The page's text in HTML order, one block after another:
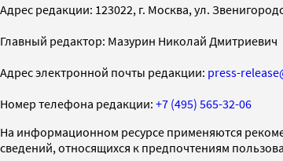
Адрес редакции: 123022, г. Москва, ул.
Главный редактор: Мазурин Николай Дмитриевич
Адрес электронной почты редакции: press-
Номер телефона редакции: +7 (495) 565-32-06
На информационном ресурсе применяются
сведений, относящихся к предпочтениям